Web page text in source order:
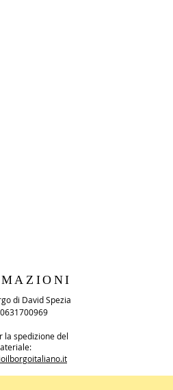
di David Spezia
la spedizione del